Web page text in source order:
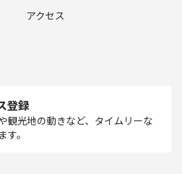
アクセス
登録
観光地の動きなど、タイムリーな
。